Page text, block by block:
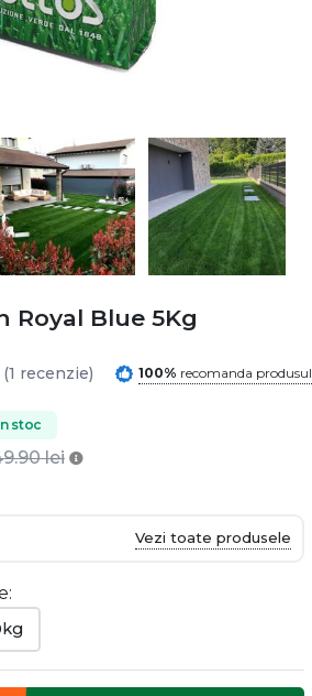
Royal Blue 5Kg
(1 recenzie) 100% recomanda produsul
stoc
lei
Vezi toate produsele